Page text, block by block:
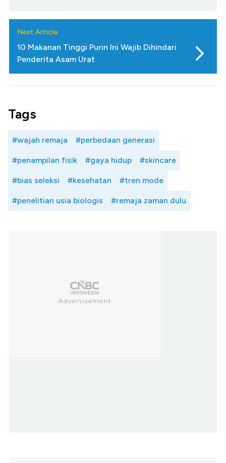
Next Article
10 Makanan Tinggi Purin Ini Wajib Dihindari
Penderita Asam Urat
Tags
#wajah remaja #perbedaan generasi
#penampilan fisik #gaya hidup #skincare
#bias seleksi #kesehatan #tren mode
#penelitian usia biologis #remaja zaman dulu